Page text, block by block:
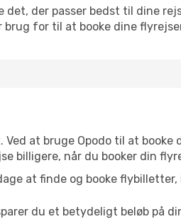
der passer bedst til dine
for til at booke dine
at bruge Opodo til at
billigere, når du booker din
at finde og booke
du et betydeligt beløb på